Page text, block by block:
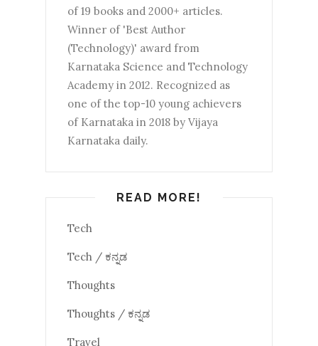
of 19 books and 2000+ articles.
Winner of 'Best Author
(Technology)' award from
Karnataka Science and Technology
Academy in 2012. Recognized as
one of the top-10 young achievers
of Karnataka in 2018 by Vijaya
Karnataka daily.
READ MORE!
Tech
Tech / ಕನ್ನಡ
Thoughts
Thoughts / ಕನ್ನಡ
Travel